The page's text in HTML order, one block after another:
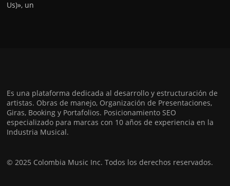
Us)», un
Es una plataforma dedicada al desarrollo y estructuración de
artistas. Obras de manejo, Organización de Presentaciones,
Giras, Booking y Portafolios. Posicionamiento SEO
especializado para marcas con 10 años de experiencia en la
Industria Musical.
© 2025 Colombia Music Inc. Todos los derechos reservados.